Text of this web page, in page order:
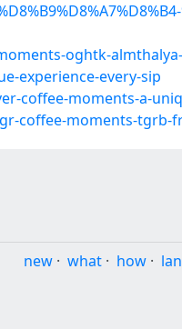
oghtk-
experience-every-sip
coffee-moments-a-
coffee-moments-tgrb-
new · what · how ·